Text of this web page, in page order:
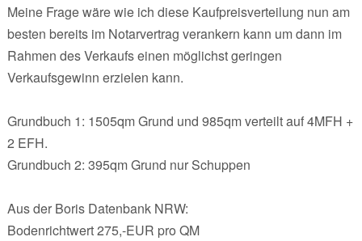
Meine Frage wäre wie ich diese Kaufpreisverteilung nun am
besten bereits im Notarvertrag verankern kann um dann im
Rahmen des Verkaufs einen möglichst geringen
Verkaufsgewinn erzielen kann.
Grundbuch 1: 1505qm Grund und 985qm verteilt auf 4MFH +
2 EFH.
Grundbuch 2: 395qm Grund nur Schuppen
Aus der Boris Datenbank NRW:
Bodenrichtwert 275,-EUR pro QM